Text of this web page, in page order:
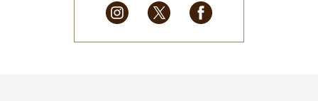
2025年2月
(28)
2025年1月
(34)